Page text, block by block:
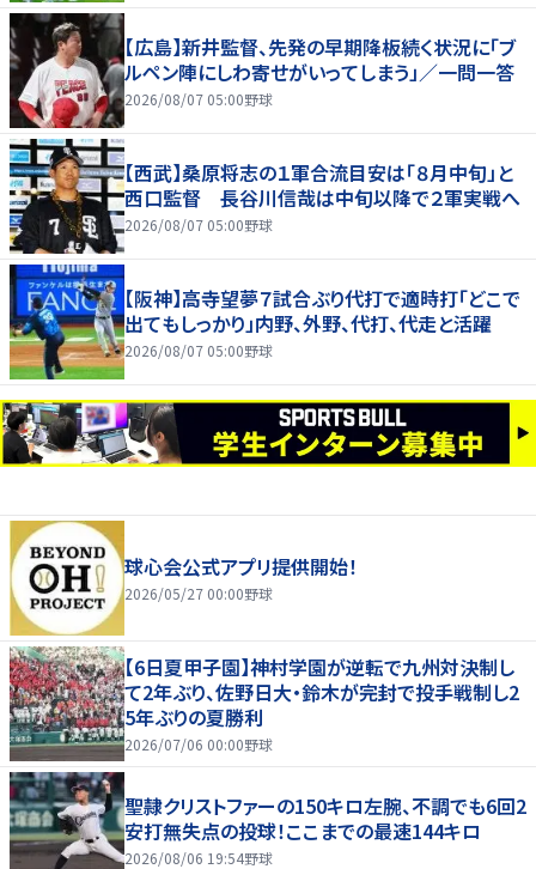
【広島】新井監督、先発の早期降板続く状況に「ブ
ルペン陣にしわ寄せがいってしまう」／一問一答
2026/08/07 05:00野球
【西武】桑原将志の１軍合流目安は「８月中旬」と
西口監督 長谷川信哉は中旬以降で２軍実戦へ
2026/08/07 05:00野球
【阪神】高寺望夢７試合ぶり代打で適時打「どこで
出てもしっかり」内野、外野、代打、代走と活躍
2026/08/07 05:00野球
球心会公式アプリ提供開始！
2026/05/27 00:00野球
【6日夏甲子園】神村学園が逆転で九州対決制し
て2年ぶり、佐野日大・鈴木が完封で投手戦制し2
5年ぶりの夏勝利
2026/07/06 00:00野球
聖隷クリストファーの150キロ左腕、不調でも6回2
安打無失点の投球！ここまでの最速144キロ
2026/08/06 19:54野球